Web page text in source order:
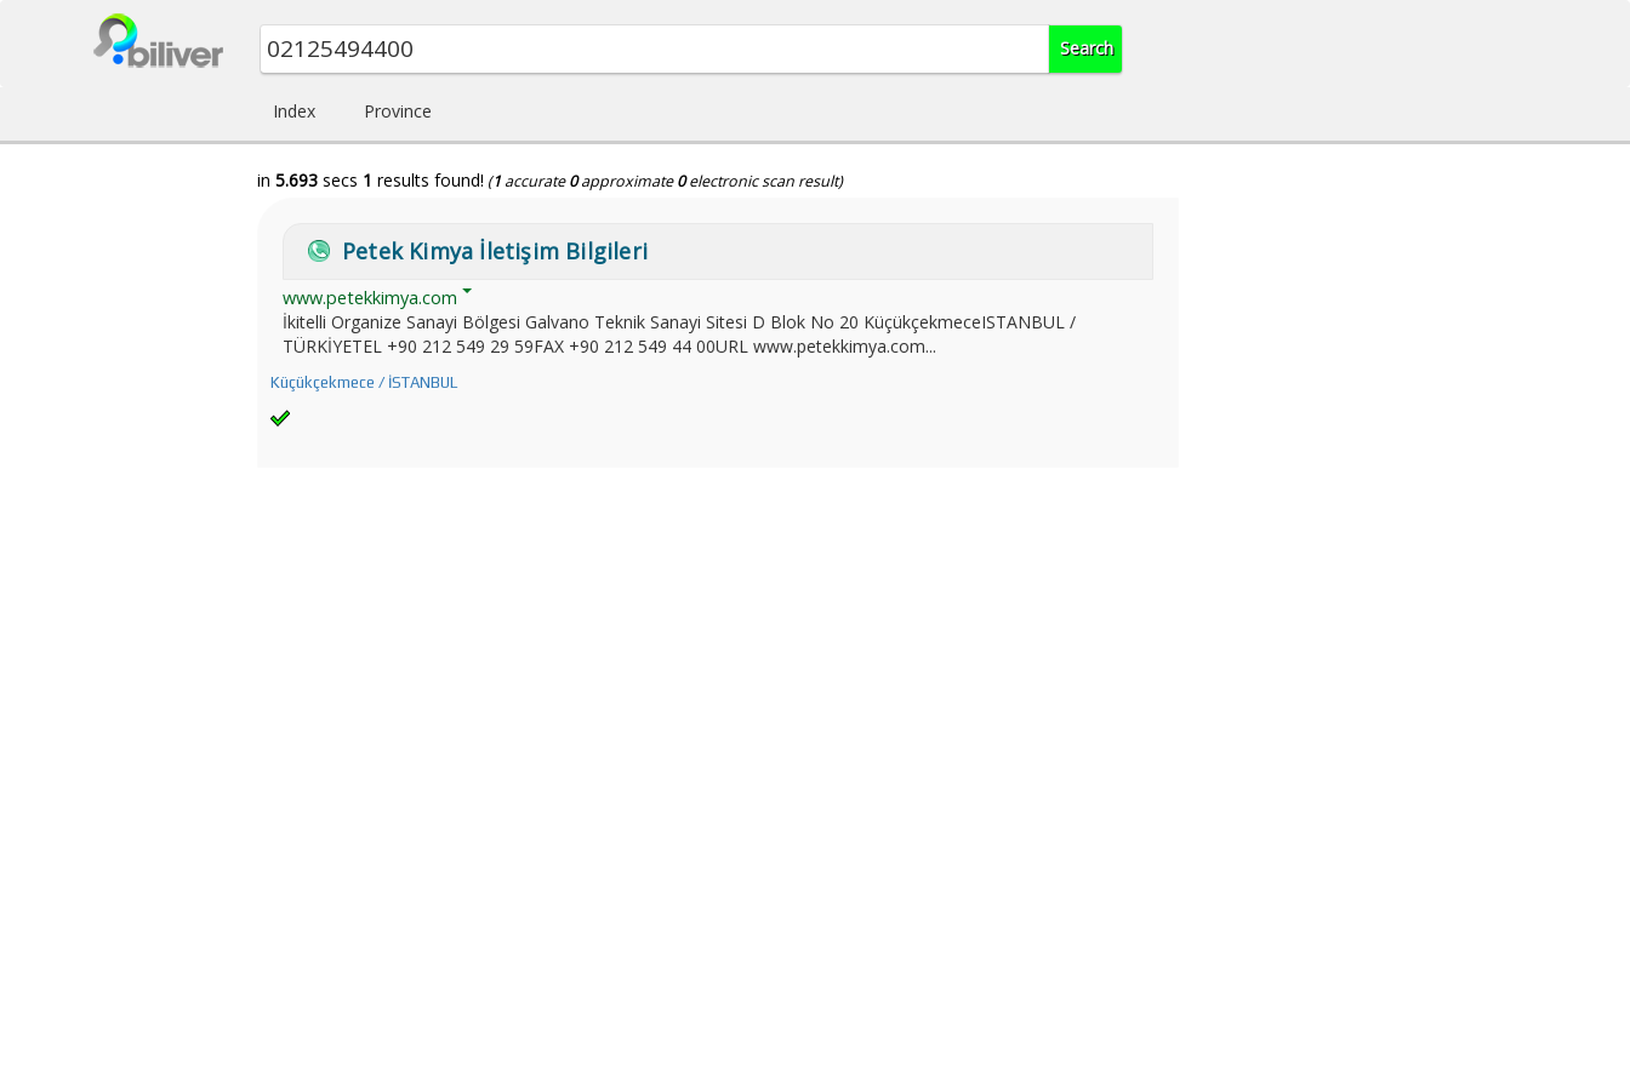
Index Province
in 5.693 secs 1 results found! (1 accurate0approximate0electronic scan result)
Petek Kimya İletişim Bilgileri
www.petekkimya.com
İkitelli Organize Sanayi Bölgesi Galvano Teknik Sanayi Sitesi D Blok No 20 KüçükçekmeceISTANBUL /
TÜRKİYETEL +90 212 549 29 59FAX +90 212 549 44 00URL www.petekkimya.com...
Küçükçekmece / İSTANBUL